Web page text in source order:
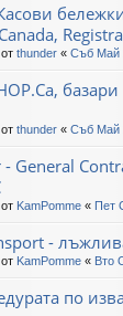
thunder « Съб Май
thunder « Съб Май
- General
KamPomme « Пет
-
KamPomme « Вто
по